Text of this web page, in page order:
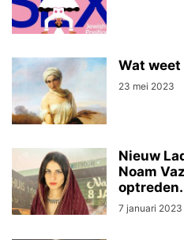
Wat weet
23 mei 2023
Nieuw
Noam
7 januari 2023